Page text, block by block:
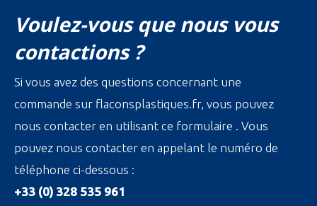
Voulez-vous que nous vous
contactions ?
Si vous avez des questions concernant une
commande sur flaconsplastiques.fr, vous pouvez
nous contacter en utilisant ce formulaire . Vous
pouvez nous contacter en appelant le numéro de
téléphone ci-dessous :
+33 (0) 328 535 961